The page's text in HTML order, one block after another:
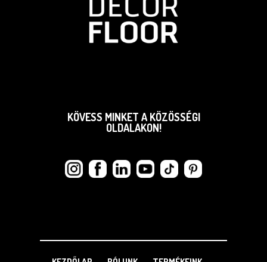
KÖVESS MINKET A KÖZÖSSÉGI
OLDALAKON!